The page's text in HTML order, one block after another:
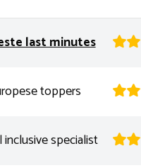
last minutes
toppers
inclusive specialist